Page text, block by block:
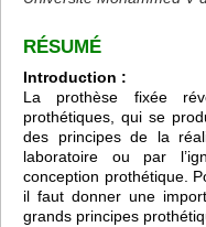
RÉSUMÉ
Introduction :
La prothèse fixée
prothétiques, qui se
des principes de la
laboratoire ou par
conception prothétique.
il faut donner une
grands principes